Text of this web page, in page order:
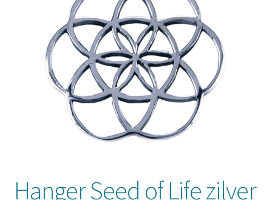
Hanger Seed of Life zilver